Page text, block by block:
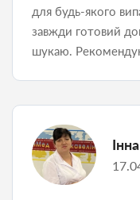
для будь-якого
завжди готовий
шукаю.
Інна